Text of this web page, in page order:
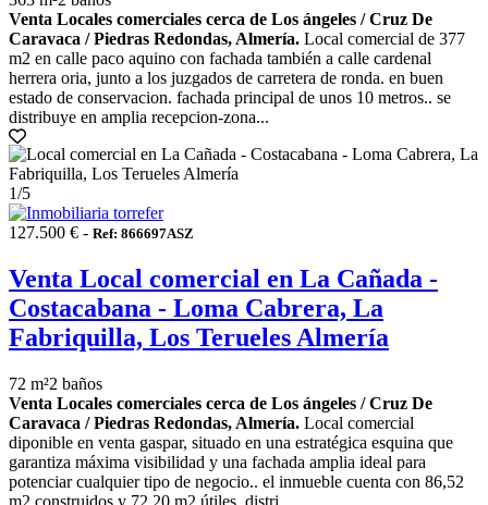
Venta Locales comerciales cerca de Los ángeles / Cruz De
Caravaca / Piedras Redondas, Almería. Local comercial de 377
m2 en calle paco aquino con fachada también a calle cardenal
herrera oria, junto a los juzgados de carretera de ronda. en buen
estado de conservacion. fachada principal de unos 10 metros.. se
distribuye en amplia recepcion-zona...
1/5
127.500 € - Ref: 866697ASZ
Venta Local comercial en La Cañada -
Costacabana - Loma Cabrera, La
Fabriquilla, Los Terueles Almería
72 m²2 baños
Venta Locales comerciales cerca de Los ángeles / Cruz De
Caravaca / Piedras Redondas, Almería. Local comercial
diponible en venta gaspar, situado en una estratégica esquina que
garantiza máxima visibilidad y una fachada amplia ideal para
potenciar cualquier tipo de negocio.. el inmueble cuenta con 86,52
m2 construidos y 72,20 m2 útiles, distri...